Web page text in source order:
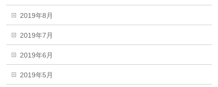
2019年8月
2019年7月
2019年6月
2019年5月